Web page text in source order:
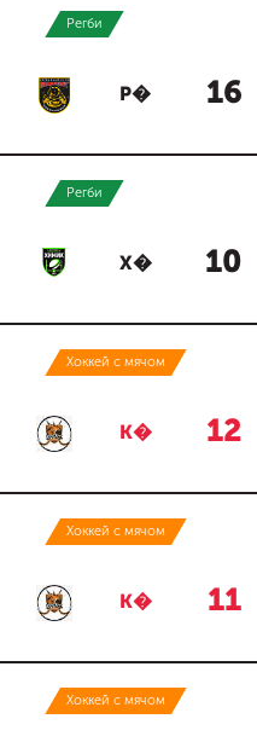
Регби
Р� 16
Регби
Х� 10
Хоккей с мячом
К� 12
Хоккей с мячом
К� 11
Хоккей с мячом